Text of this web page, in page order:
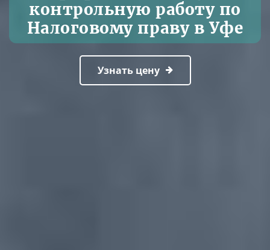
контрольную работу по
Налоговому праву в Уфе
Узнать цену